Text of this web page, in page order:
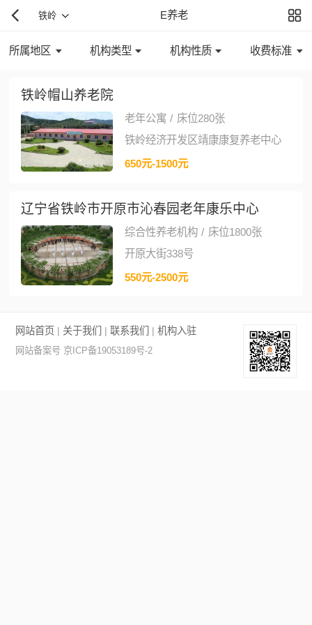
铁岭 E养老
所属地区 机构类型 机构性质 收费标准
铁岭帽山养老院
老年公寓 / 床位280张
铁岭经济开发区靖康康复养老中心
650元-1500元
辽宁省铁岭市开原市沁春园老年康乐中心
综合性养老机构 / 床位1800张
开原大街338号
550元-2500元
网站首页 | 关于我们 | 联系我们 | 机构入驻
网站备案号 京ICP备19053189号-2